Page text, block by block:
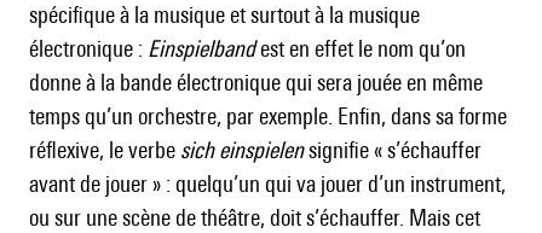
spécifique à la musique et surtout à la musique
électronique : Einspielbandest en effet le nom qu’on
donne à la bande électronique qui sera jouée en même
temps qu’un orchestre, par exemple. Enfin, dans sa forme
réflexive, le verbe sich einspielensignifie « s’échauffer
avant de jouer » : quelqu’un qui va jouer d’un instrument,
ou sur une scène de théâtre, doit s’échauffer. Mais cet